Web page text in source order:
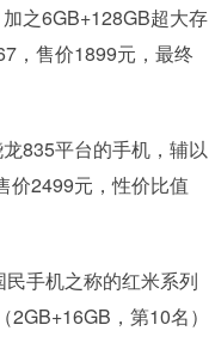
之6GB+128GB超大存
，售价1899元，最终
835平台的手机，辅以
价2499元，性价比值
手机之称的红米系列
，第10名）